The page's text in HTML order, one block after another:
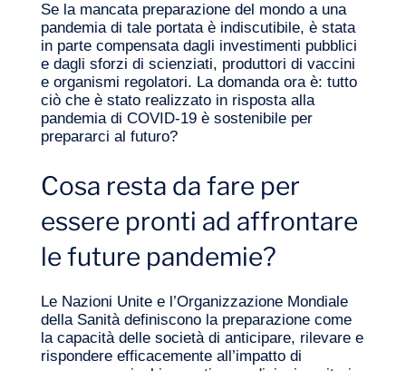
IT
Se la mancata preparazione del mondo a una
pandemia di tale portata è indiscutibile, è stata
in parte compensata dagli investimenti pubblici
e dagli sforzi di scienziati, produttori di vaccini
e organismi regolatori. La domanda ora è: tutto
ciò che è stato realizzato in risposta alla
pandemia di COVID‑19 è sostenibile per
prepararci al futuro?
Cosa resta da fare per
essere pronti ad affrontare
le future pandemie?
Le Nazioni Unite e l’Organizzazione Mondiale
della Sanità definiscono la preparazione come
la capacità delle società di anticipare, rilevare e
rispondere efficacemente all’impatto di